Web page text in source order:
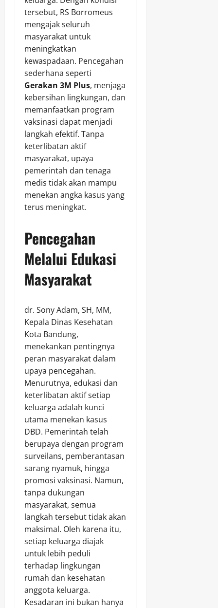
tersebut, RS Borromeus
mengajak seluruh
masyarakat untuk
meningkatkan
kewaspadaan. Pencegahan
sederhana seperti
Gerakan 3M Plus, menjaga
kebersihan lingkungan, dan
memanfaatkan program
vaksinasi dapat menjadi
langkah efektif. Tanpa
keterlibatan aktif
masyarakat, upaya
pemerintah dan tenaga
medis tidak akan mampu
menekan angka kasus yang
terus meningkat.
Pencegahan
Melalui Edukasi
Masyarakat
dr. Sony Adam, SH, MM,
Kepala Dinas Kesehatan
Kota Bandung,
menekankan pentingnya
peran masyarakat dalam
upaya pencegahan.
Menurutnya, edukasi dan
keterlibatan aktif setiap
keluarga adalah kunci
utama menekan kasus
DBD. Pemerintah telah
berupaya dengan program
surveilans, pemberantasan
sarang nyamuk, hingga
promosi vaksinasi. Namun,
tanpa dukungan
masyarakat, semua
langkah tersebut tidak akan
maksimal. Oleh karena itu,
setiap keluarga diajak
untuk lebih peduli
terhadap lingkungan
rumah dan kesehatan
anggota keluarga.
Kesadaran ini bukan hanya